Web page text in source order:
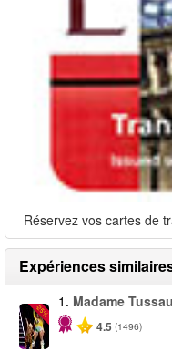
Réservez vos cartes de
Expériences
-25%
1. Madame
4.5 (1496)